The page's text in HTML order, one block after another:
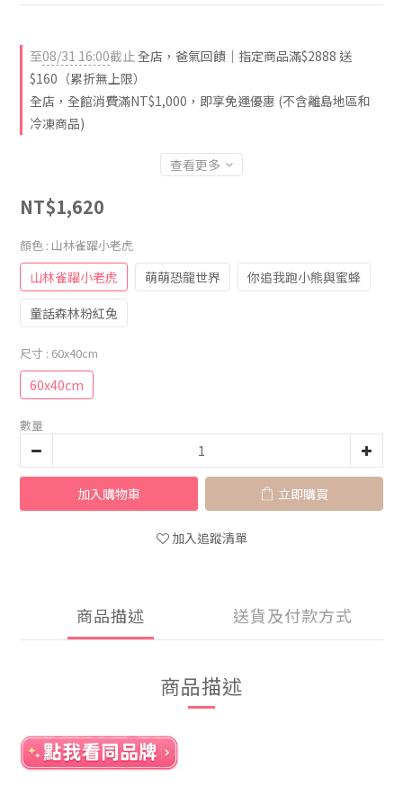
至08/31 16:00截止 全店，爸氣回饋｜指定商品滿$2888 送
$160（累折無上限）
全店，全館消費滿NT$1,000，即享免運優惠 (不含離島地區和
冷凍商品)
查看更多
NT$1,620
顏色 : 山林雀躍小老虎
山林雀躍小老虎 萌萌恐龍世界
你追我跑小熊與蜜蜂
童話森林粉紅兔
尺寸 : 60x40cm
60x40cm
數量
加入購物車 立即購買
加入追蹤清單
商品描述 送貨及付款方式
商品描述